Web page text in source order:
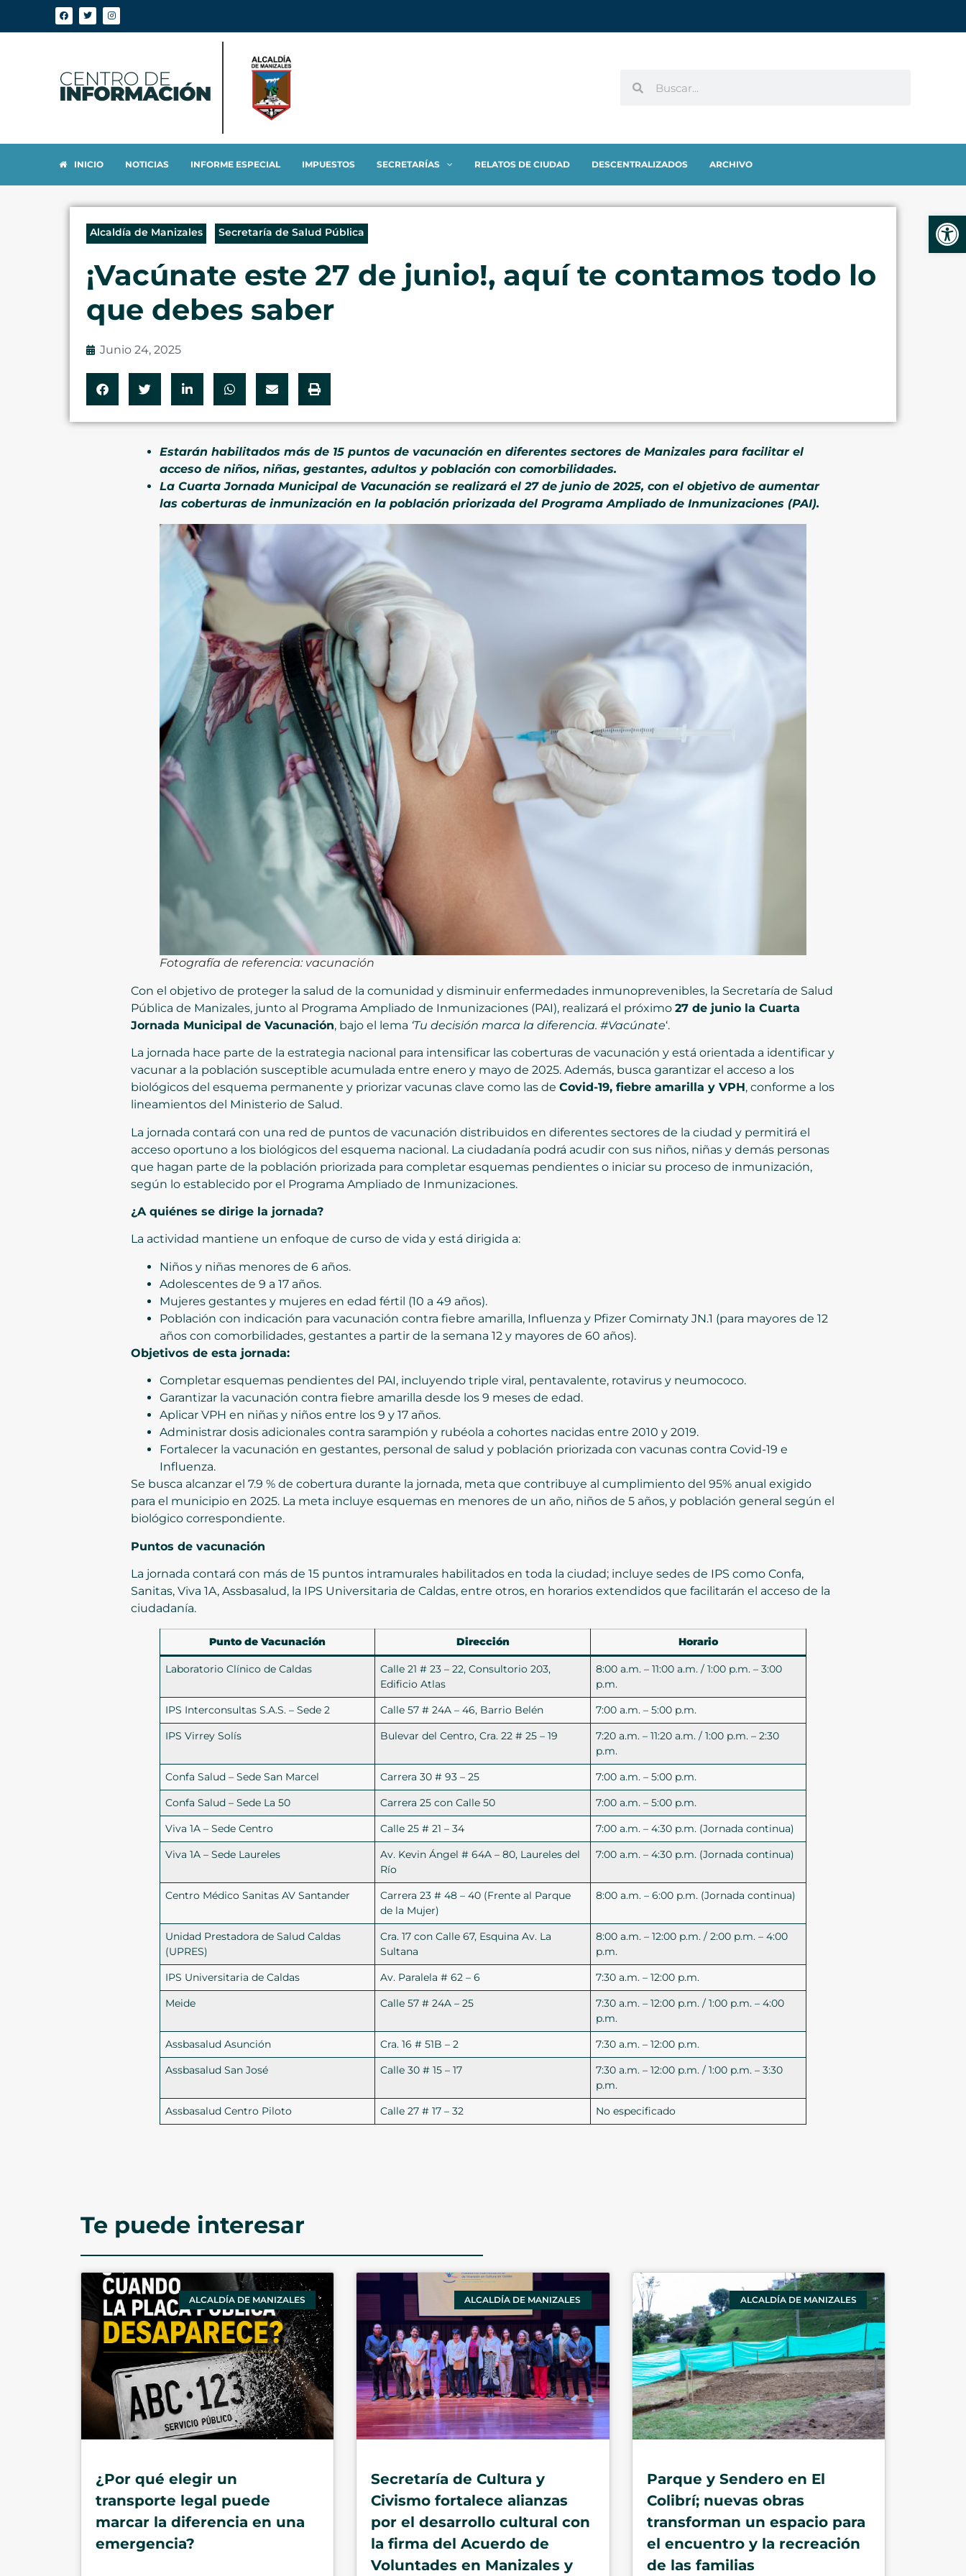
INICIO NOTICIAS INFORME ESPECIAL IMPUESTOS SECRETARÍAS RELATOS DE CIUDAD DESCENTRALIZADOS ARCHIVO
Alcaldía de Manizales Secretaría de Salud Pública
¡Vacúnate este 27 de junio!, aquí te contamos todo lo
que debes saber
Junio 24, 2025
Estarán habilitados más de 15 puntos de vacunación en diferentes sectores de Manizales para facilitar el
acceso de niños, niñas, gestantes, adultos y población con comorbilidades.
La Cuarta Jornada Municipal de Vacunación se realizará el 27 de junio de 2025, con el objetivo de aumentar
las coberturas de inmunización en la población priorizada del Programa Ampliado de Inmunizaciones (PAI).
Fotografía de referencia: vacunación
Con el objetivo de proteger la salud de la comunidad y disminuir enfermedades inmunoprevenibles, la Secretaría de Salud
Pública de Manizales, junto al Programa Ampliado de Inmunizaciones (PAI), realizará el próximo 27 de junio la Cuarta
Jornada Municipal de Vacunación, bajo el lema ‘Tu decisión marca la diferencia. #Vacúnate‘.
La jornada hace parte de la estrategia nacional para intensificar las coberturas de vacunación y está orientada a identificar y
vacunar a la población susceptible acumulada entre enero y mayo de 2025. Además, busca garantizar el acceso a los
biológicos del esquema permanente y priorizar vacunas clave como las de Covid-19, fiebre amarilla y VPH, conforme a los
lineamientos del Ministerio de Salud.
La jornada contará con una red de puntos de vacunación distribuidos en diferentes sectores de la ciudad y permitirá el
acceso oportuno a los biológicos del esquema nacional. La ciudadanía podrá acudir con sus niños, niñas y demás personas
que hagan parte de la población priorizada para completar esquemas pendientes o iniciar su proceso de inmunización,
según lo establecido por el Programa Ampliado de Inmunizaciones.
¿A quiénes se dirige la jornada?
La actividad mantiene un enfoque de curso de vida y está dirigida a:
Niños y niñas menores de 6 años.
Adolescentes de 9 a 17 años.
Mujeres gestantes y mujeres en edad fértil (10 a 49 años).
Población con indicación para vacunación contra fiebre amarilla, Influenza y Pfizer Comirnaty JN.1 (para mayores de 12
años con comorbilidades, gestantes a partir de la semana 12 y mayores de 60 años).
Objetivos de esta jornada:
Completar esquemas pendientes del PAI, incluyendo triple viral, pentavalente, rotavirus y neumococo.
Garantizar la vacunación contra fiebre amarilla desde los 9 meses de edad.
Aplicar VPH en niñas y niños entre los 9 y 17 años.
Administrar dosis adicionales contra sarampión y rubéola a cohortes nacidas entre 2010 y 2019.
Fortalecer la vacunación en gestantes, personal de salud y población priorizada con vacunas contra Covid-19 e
Influenza.
Se busca alcanzar el 7.9 % de cobertura durante la jornada, meta que contribuye al cumplimiento del 95% anual exigido
para el municipio en 2025. La meta incluye esquemas en menores de un año, niños de 5 años, y población general según el
biológico correspondiente.
Puntos de vacunación
La jornada contará con más de 15 puntos intramurales habilitados en toda la ciudad; incluye sedes de IPS como Confa,
Sanitas, Viva 1A, Assbasalud, la IPS Universitaria de Caldas, entre otros, en horarios extendidos que facilitarán el acceso de la
ciudadanía.
Punto de Vacunación Dirección Horario
Laboratorio Clínico de Caldas
Calle 21 # 23 – 22, Consultorio 203,
Edificio Atlas
8:00 a.m. – 11:00 a.m. / 1:00 p.m. – 3:00
p.m.
IPS Interconsultas S.A.S. – Sede 2
Calle 57 # 24A – 46, Barrio Belén
7:00 a.m. – 5:00 p.m.
IPS Virrey Solís
Bulevar del Centro, Cra. 22 # 25 – 19
7:20 a.m. – 11:20 a.m. / 1:00 p.m. – 2:30
p.m.
Confa Salud – Sede San Marcel
Carrera 30 # 93 – 25
7:00 a.m. – 5:00 p.m.
Confa Salud – Sede La 50
Carrera 25 con Calle 50
7:00 a.m. – 5:00 p.m.
Viva 1A – Sede Centro
Calle 25 # 21 – 34
7:00 a.m. – 4:30 p.m. (Jornada continua)
Viva 1A – Sede Laureles
Av. Kevin Ángel # 64A – 80, Laureles del
Río
7:00 a.m. – 4:30 p.m. (Jornada continua)
Centro Médico Sanitas AV Santander
Carrera 23 # 48 – 40 (Frente al Parque
de la Mujer)
8:00 a.m. – 6:00 p.m. (Jornada continua)
Unidad Prestadora de Salud Caldas
(UPRES)
Cra. 17 con Calle 67, Esquina Av. La
Sultana
8:00 a.m. – 12:00 p.m. / 2:00 p.m. – 4:00
p.m.
IPS Universitaria de Caldas
Av. Paralela # 62 – 6
7:30 a.m. – 12:00 p.m.
Meide
Calle 57 # 24A – 25
7:30 a.m. – 12:00 p.m. / 1:00 p.m. – 4:00
p.m.
Assbasalud Asunción
Cra. 16 # 51B – 2
7:30 a.m. – 12:00 p.m.
Assbasalud San José
Calle 30 # 15 – 17
7:30 a.m. – 12:00 p.m. / 1:00 p.m. – 3:30
p.m.
Assbasalud Centro Piloto
Calle 27 # 17 – 32 No especificado
Te puede interesar
ALCALDÍA DE MANIZALES
¿Por qué elegir un
transporte legal puede
marcar la diferencia en una
emergencia?
ALCALDÍA DE MANIZALES
Secretaría de Cultura y
Civismo fortalece alianzas
por el desarrollo cultural con
la firma del Acuerdo de
Voluntades en Manizales y
ALCALDÍA DE MANIZALES
Parque y Sendero en El
Colibrí; nuevas obras
transforman un espacio para
el encuentro y la recreación
de las familias